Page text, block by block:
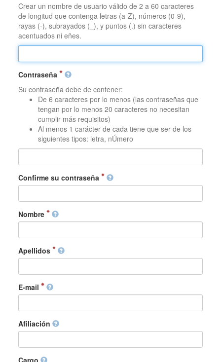
Crear un nombre de usuario válido de 2 a 60 caracteres
de longitud que contenga letras (a-Z), números (0-9),
rayas (-), subrayados (_), y puntos (.) sin caracteres
acentuados ni eñes.
Contraseña
Su contraseña debe de contener:
De 6 caracteres por lo menos (las contraseñas que
tengan por lo menos 20 caracteres no necesitan
cumplir más requisitos)
Al menos 1 carácter de cada tiene que ser de los
siguientes tipos: letra, nÚmero
Confirme su contraseña
Nombre
Apellidos
E-mail
Afiliación
Cargo